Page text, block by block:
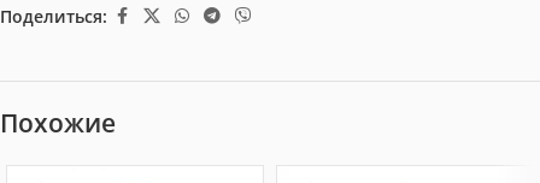
Поделиться:
Похожие